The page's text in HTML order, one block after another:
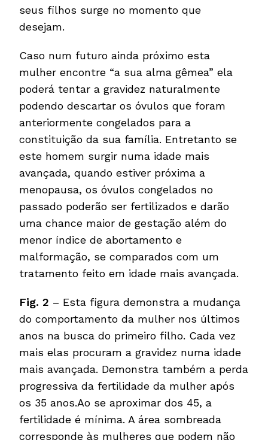
seus filhos surge no momento que
desejam.
Caso num futuro ainda próximo esta
mulher encontre “a sua alma gêmea” ela
poderá tentar a gravidez naturalmente
podendo descartar os óvulos que foram
anteriormente congelados para a
constituição da sua família. Entretanto se
este homem surgir numa idade mais
avançada, quando estiver próxima a
menopausa, os óvulos congelados no
passado poderão ser fertilizados e darão
uma chance maior de gestação além do
menor índice de abortamento e
malformação, se comparados com um
tratamento feito em idade mais avançada.
Fig. 2 – Esta figura demonstra a mudança
do comportamento da mulher nos últimos
anos na busca do primeiro filho. Cada vez
mais elas procuram a gravidez numa idade
mais avançada. Demonstra também a perda
progressiva da fertilidade da mulher após
os 35 anos.Ao se aproximar dos 45, a
fertilidade é mínima. A área sombreada
corresponde às mulheres que podem não